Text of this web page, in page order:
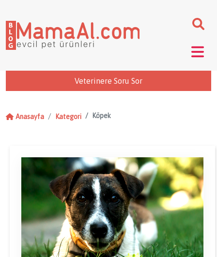
Veterinere Soru Sor
Anasayfa Kategori Köpek